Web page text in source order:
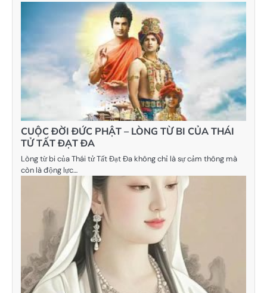
CUỘC ĐỜI ĐỨC PHẬT – LÒNG TỪ BI CỦA THÁI
TỬ TẤT ĐẠT ĐA
Lòng từ bi của Thái tử Tất Đạt Đa không chỉ là sự cảm thông mà
còn là động lực…